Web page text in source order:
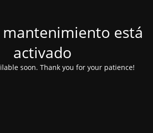
mantenimiento está
activado
soon. Thank you for your patience!